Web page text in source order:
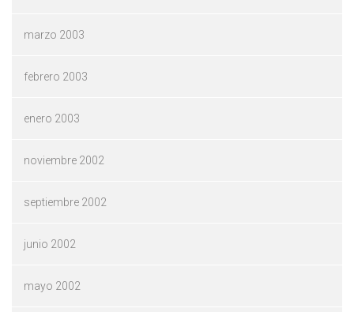
marzo 2003
febrero 2003
enero 2003
noviembre 2002
septiembre 2002
junio 2002
mayo 2002